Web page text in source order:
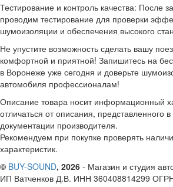
Тестирование и контроль качества: После
проводим тестирование для проверки
шумоизоляции и обеспечения высокого
Не упустите возможность сделать вашу
комфортной и приятной! Запишитесь на
в Воронеже уже сегодня и доверьте
автомобиля профессионалам!
Описание товара носит информационный
отличаться от описания, представленного в
документации производителя.
Рекомендуем при покупке проверять
характеристик.
© BUY-SOUND, 2026 - Магазин и студия
ИП Ватченков Д.В. ИНН 360408814299